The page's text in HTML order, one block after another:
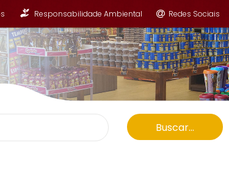
Responsabilidade Ambiental Redes Sociais
Buscar...